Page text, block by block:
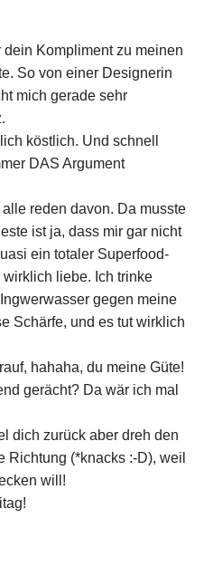
dein Kompliment zu meinen
So von einer Designerin
mich gerade sehr
köstlich. Und schnell
DAS Argument
reden davon. Da musste
ist ja, dass mir gar nicht
ein totaler Superfood-
liebe. Ich trinke
gegen meine
Schärfe, und es tut wirklich
hahaha, du meine Güte!
gerächt? Da wär ich mal
dich zurück aber dreh den
Richtung (*knacks :-D), weil
will!